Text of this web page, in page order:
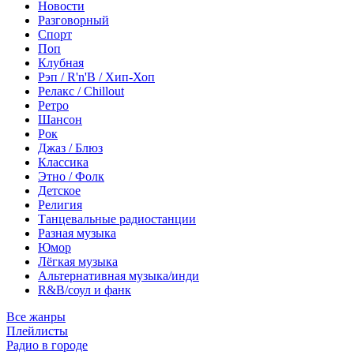
Новости
Разговорный
Спорт
Поп
Клубная
Рэп / R'n'B / Хип-Хоп
Релакс / Chillout
Ретро
Шансон
Рок
Джаз / Блюз
Классика
Этно / Фолк
Детское
Религия
Танцевальные радиостанции
Разная музыка
Юмор
Лёгкая музыка
Альтернативная музыка/инди
R&B/cоул и фанк
Все жанры
Плейлисты
Радио в городе